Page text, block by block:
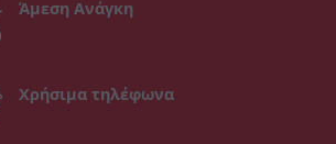
Άμεση Ανάγκη
Χρήσιμα τηλέφωνα